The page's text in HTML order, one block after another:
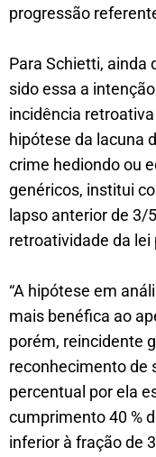
progressão
Para Schietti, ainda
sido essa a
incidência
hipótese da lacuna
crime hediondo ou
genéricos, institui
lapso anterior de 3/
retroatividade da
“A hipótese em
mais benéfica ao
porém, reincidente
reconhecimento de
percentual por ela
cumprimento 40 %
inferior à fração de